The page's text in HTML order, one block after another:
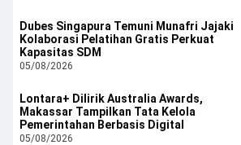
Dubes Singapura Temuni Munafri Jajaki
Kolaborasi Pelatihan Gratis Perkuat
Kapasitas SDM
05/08/2026
Lontara+ Dilirik Australia Awards,
Makassar Tampilkan Tata Kelola
Pemerintahan Berbasis Digital
05/08/2026